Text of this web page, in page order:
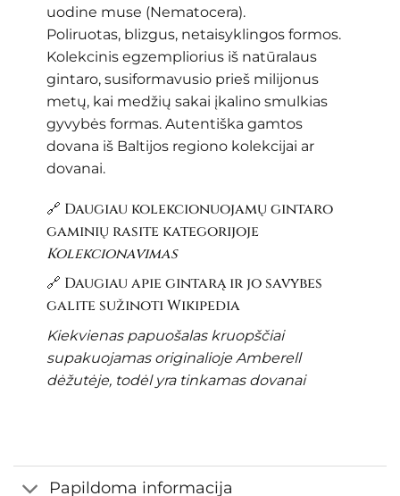
uodine muse (Nematocera).
Poliruotas, blizgus, netaisyklingos formos.
Kolekcinis egzempliorius iš natūralaus
gintaro, susiformavusio prieš milijonus
metų, kai medžių sakai įkalino smulkias
gyvybės formas. Autentiška gamtos
dovana iš Baltijos regiono kolekcijai ar
dovanai.
🔗 Daugiau kolekcionuojamų gintaro
gaminių rasite kategorijoje
Kolekcionavimas
🔗 Daugiau apie gintarą ir jo savybes
galite sužinotiWikipedia
Kiekvienas papuošalas kruopščiai
supakuojamas originalioje Amberell
dėžutėje, todėl yra tinkamas dovanai
Papildoma informacija